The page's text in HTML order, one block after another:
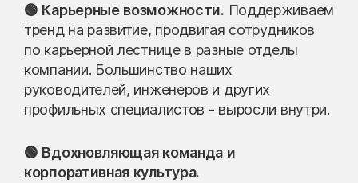
🟢 Карьерные возможности. Поддерживаем
тренд на развитие, продвигая сотрудников
по карьерной лестнице в разные отделы
компании. Большинство наших
руководителей, инженеров и других
профильных специалистов - выросли внутри.
🟢 Вдохновляющая команда и
корпоративная культура.